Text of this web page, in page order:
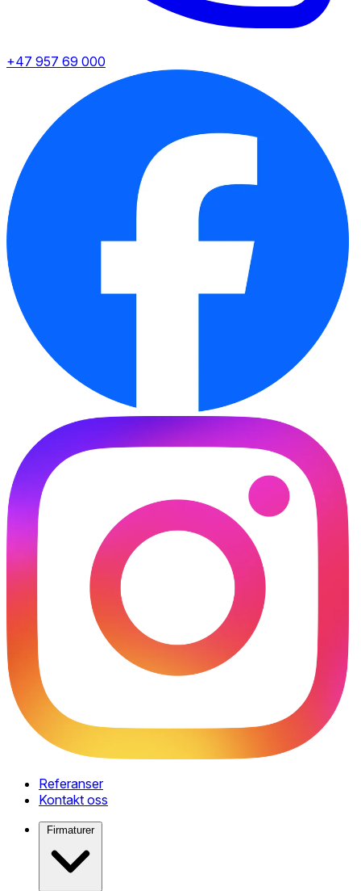
+47 957 69 000
Referanser
Kontakt oss
Firmaturer